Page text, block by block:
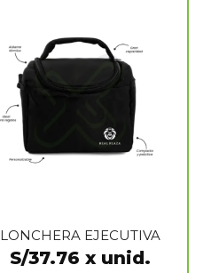
LONCHERA EJECUTIVA
S/37.76 x unid.